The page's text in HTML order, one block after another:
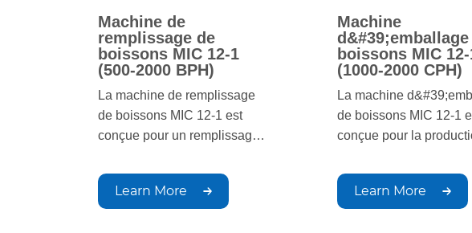
Machine de
remplissage de
boissons MIC 12-1
(500-2000 BPH)
La machine de remplissage
de boissons MIC 12-1 est
conçue pour un remplissage
des boissons gazeuses et
non gazeuses. Grâce à son
Learn More
Machine
d&#39;emballage
boissons MIC
(1000-2000 CPH)
La machine
de boissons MIC 12-1
conçue pour la
remplissage, un
un étiquetage précis.
Learn More